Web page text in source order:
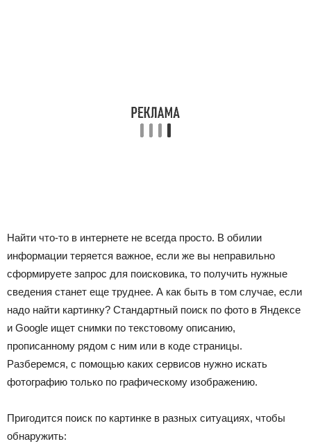
Найти что-то в интернете не всегда просто. В обилии
информации теряется важное, если же вы неправильно
сформируете запрос для поисковика, то получить нужные
сведения станет еще труднее. А как быть в том случае, если
надо найти картинку? Стандартный поиск по фото в Яндексе
и Google ищет снимки по текстовому описанию,
прописанному рядом с ним или в коде страницы.
Разберемся, с помощью каких сервисов нужно искать
фотографию только по графическому изображению.
Пригодится поиск по картинке в разных ситуациях, чтобы
обнаружить: